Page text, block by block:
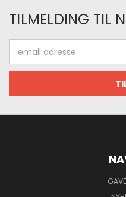
TILMELDING TIL
adresse